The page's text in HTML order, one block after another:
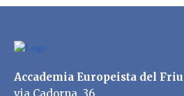
Accademia Europeista del